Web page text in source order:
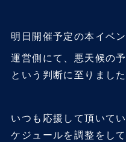
明日開催予定の本イベン
運営側にて、悪天候の
という判断に至りました
いつも応援して頂いて
ケジュールを調整をし